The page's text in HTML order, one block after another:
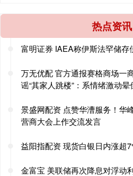
热点资讯
富明证券 IAEA称伊斯法罕储存
万无优配 官方通报赛格商场一
谣“其家人跳楼”：系情绪激动晕
景盛网配资 点赞华漕服务！华
营商大会上作交流发言
益阳指配资 现货白银日内涨超
金富宝 美联储再次降息对浮动